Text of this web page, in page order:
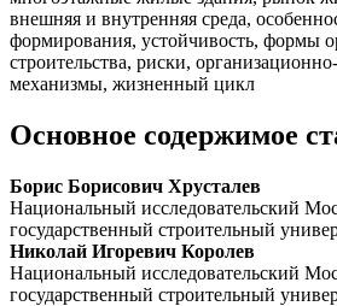
внешняя и внутренняя среда,
формирования, устойчивость, формы
строительства, риски,
механизмы, жизненный цикл
Основное содержимое
Борис Борисович Хрусталев
Национальный исследовательский
государственный строительный
Николай Игоревич Королев
Национальный исследовательский
государственный строительный